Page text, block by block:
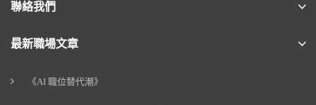
聯絡我們
最新職場文章
《AI 職位替代潮》